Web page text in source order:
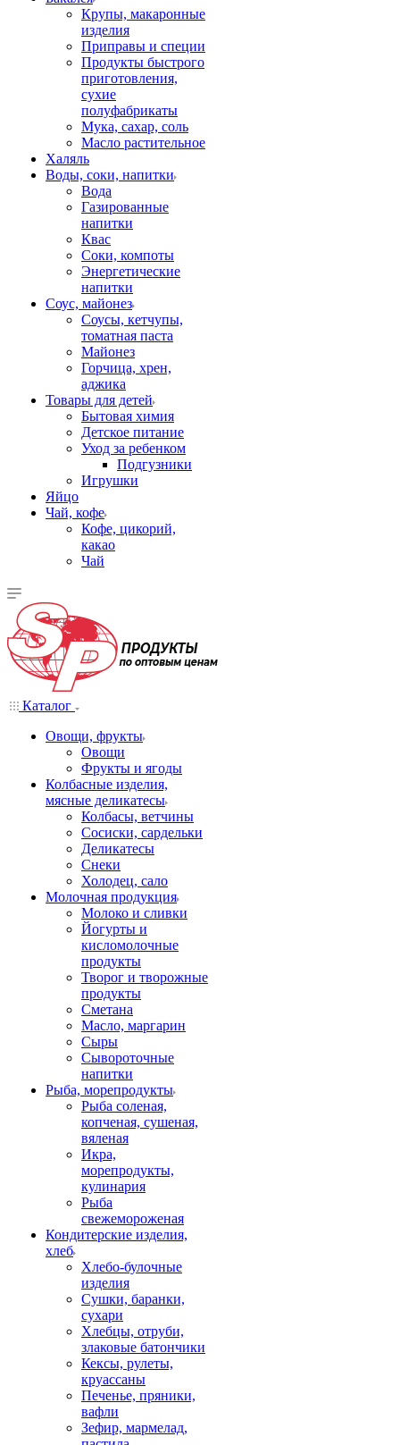
Крупы, макаронные
изделия
Приправы и специи
Продукты быстрого
приготовления,
сухие
полуфабрикаты
Мука, сахар, соль
Масло растительное
Халяль
Воды, соки, напитки
Вода
Газированные
напитки
Квас
Соки, компоты
Энергетические
напитки
Соус, майонез
Соусы, кетчупы,
томатная паста
Майонез
Горчица, хрен,
аджика
Товары для детей
Бытовая химия
Детское питание
Уход за ребенком
Подгузники
Игрушки
Яйцо
Чай, кофе
Кофе, цикорий,
какао
Чай
Каталог
Овощи, фрукты
Овощи
Фрукты и ягоды
Колбасные изделия,
мясные деликатесы
Колбасы, ветчины
Сосиски, сардельки
Деликатесы
Снеки
Холодец, сало
Молочная продукция
Молоко и сливки
Йогурты и
кисломолочные
продукты
Творог и творожные
продукты
Сметана
Масло, маргарин
Сыры
Сывороточные
напитки
Рыба, морепродукты
Рыба соленая,
копченая, сушеная,
вяленая
Икра,
морепродукты,
кулинария
Рыба
свежемороженая
Кондитерские изделия,
хлеб
Хлебо-булочные
изделия
Сушки, баранки,
сухари
Хлебцы, отруби,
злаковые батончики
Кексы, рулеты,
круассаны
Печенье, пряники,
вафли
Зефир, мармелад,